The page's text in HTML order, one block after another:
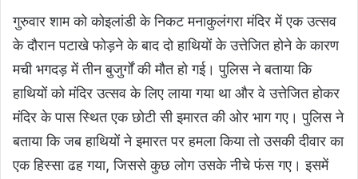
गुरुवार शाम को कोइलांडी के निकट मनाकुलंगरा मंदिर में एक उत्सव
के दौरान पटाखे फोड़ने के बाद दो हाथियों के उत्तेजित होने के कारण
मची भगदड़ में तीन बुजुर्गों की मौत हो गई। पुलिस ने बताया कि
हाथियों को मंदिर उत्सव के लिए लाया गया था और वे उत्तेजित होकर
मंदिर के पास स्थित एक छोटी सी इमारत की ओर भाग गए। पुलिस ने
बताया कि जब हाथियों ने इमारत पर हमला किया तो उसकी दीवार का
एक हिस्सा ढह गया, जिससे कुछ लोग उसके नीचे फंस गए। इसमें